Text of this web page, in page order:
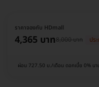
ราคาจองกับ HDmall
4,365 บาท8,000 บาท ปร
ผ่อน 727.50 บ./เดือน ดอกเบี้ย 0% นา